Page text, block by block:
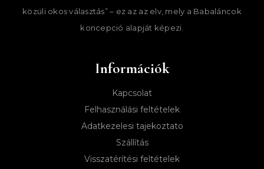
közüli okos választás” – ez az az elv, mely a Babaláncok
koncepció alapját képezi.
Információk
Kapcsolat
Felhasználási feltételek
Adatkezelesi tajekoztato
Szállítás
Visszatérítési feltételek